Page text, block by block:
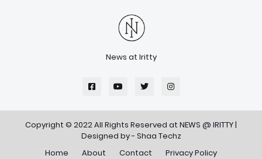
News at Iritty
Copyright © 2022 All Rights Reserved at NEWS @ IRITTY|
Designed by - Shaa Techz
Home
About Contact Privacy Policy